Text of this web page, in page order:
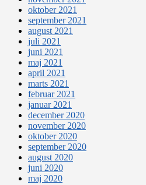
oktober 2021
september 2021
august 2021
juli 2021
juni 2021
maj 2021
april 2021
marts 2021
februar 2021
januar 2021
december 2020
november 2020
oktober 2020
september 2020
august 2020
juni 2020
maj 2020